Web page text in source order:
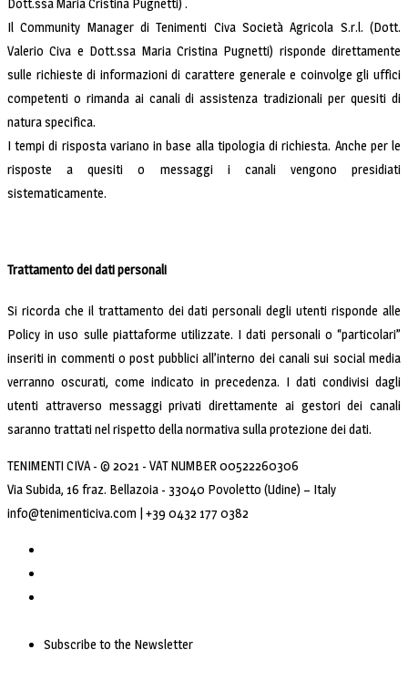
Il Community Manager di Tenimenti Civa Società Agricola S.r.l. (Dott.
Valerio Civa e Dott.ssa Maria Cristina Pugnetti) risponde direttamente
sulle richieste di informazioni di carattere generale e coinvolge gli uffici
competenti o rimanda ai canali di assistenza tradizionali per quesiti di
natura specifica.
I tempi di risposta variano in base alla tipologia di richiesta. Anche per le
risposte a quesiti o messaggi i canali vengono presidiati
sistematicamente.
Trattamento dei dati personali
Si ricorda che il trattamento dei dati personali degli utenti risponde alle
Policy in uso sulle piattaforme utilizzate. I dati personali o “particolari”
inseriti in commenti o post pubblici all’interno dei canali sui social media
verranno oscurati, come indicato in precedenza. I dati condivisi dagli
utenti attraverso messaggi privati direttamente ai gestori dei canali
saranno trattati nel rispetto della normativa sulla protezione dei dati.
TENIMENTI CIVA - © 2021 - VAT NUMBER 00522260306
Via Subida, 16 fraz. Bellazoia - 33040 Povoletto (Udine) – Italy
info@tenimenticiva.com | +39 0432 177 0382
Subscribe to the Newsletter